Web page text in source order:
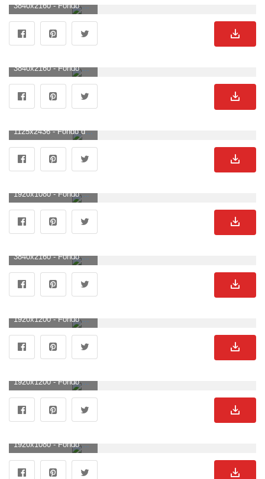
3840x2160 - Fondo de pantalla de 3840x2160. Imágen 4K Ultra HD de Nissan.
3840x2160 - Fondo de pantalla de 3840x2160. Fondo para computadora 4K Ultra HD de Nissan.
1125x2436 - Fondo de pantalla de 1125x2436. Fondo para móvil de Nissan.
1920x1080 - Fondo de pantalla de 1920x1080. Fondo de pantalla HD 1080p de Nissan.
3840x2160 - Fondo de pantalla de 3840x2160. Imágen 4K Ultra HD de Nissan.
1920x1200 - Fondo de pantalla de 1920x1200. Fondo para computadora de Nissan.
1920x1200 - Fondo de pantalla de 1920x1200. Imágen de Nissan.
1920x1080 - Fondo de pantalla de 1920x1080. Wallpaper HD 1080p de Nissan.